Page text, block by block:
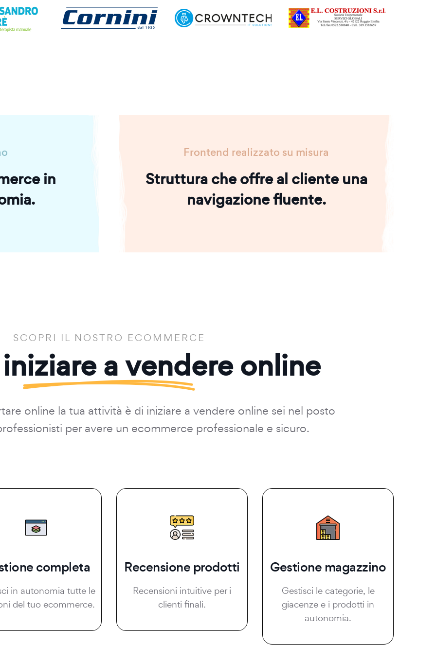
in
Frontend realizzato su misura
Struttura che offre al cliente una
navigazione fluente.
SCOPRI IL NOSTRO ECOMMERCE
a vendere online
online la tua attività è di iniziare a vendere online sei nel posto
per avere un ecommerce professionale e sicuro.
completa
in autonomia tutte le
del tuo ecommerce.
Recensione prodotti
Recensioni intuitive per i
clienti finali.
Gestione magazzino
Gestisci le categorie, le
giacenze e i prodotti in
autonomia.